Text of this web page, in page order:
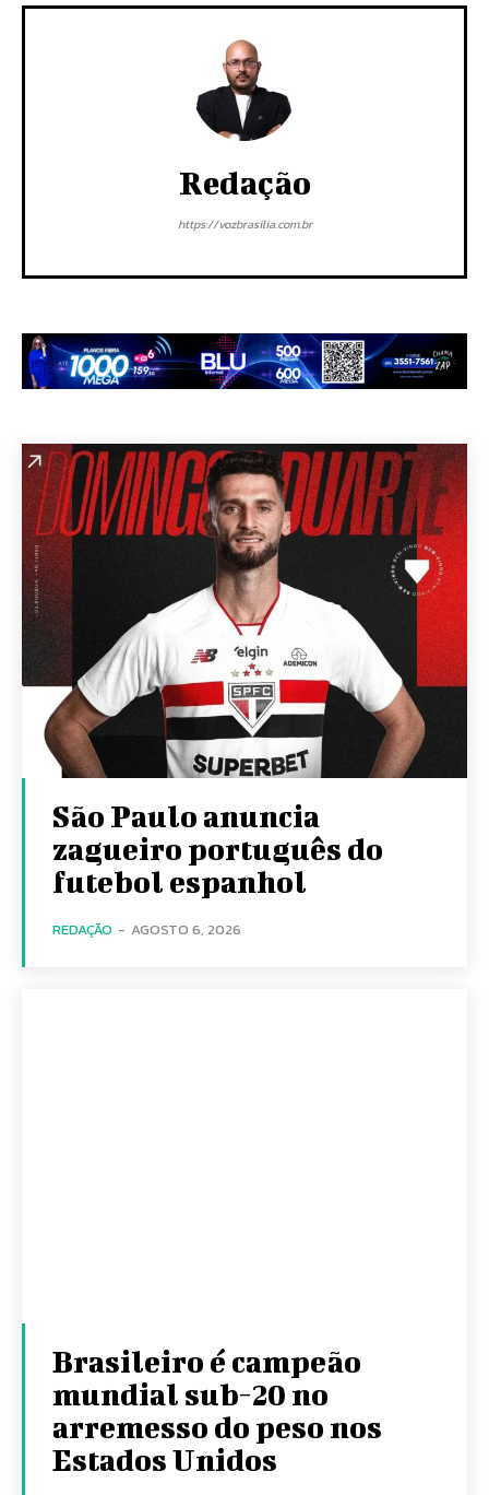
Redação
https://vozbrasilia.com.br
São Paulo anuncia
zagueiro português do
futebol espanhol
REDAÇÃO - AGOSTO 6, 2026
Brasileiro é campeão
mundial sub-20 no
arremesso do peso nos
Estados Unidos